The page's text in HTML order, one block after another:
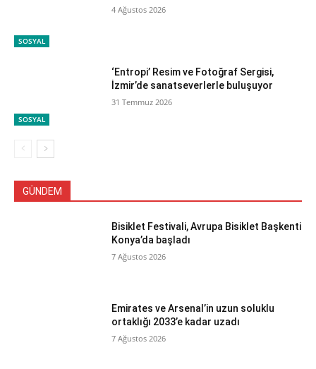
SOSYAL
4 Ağustos 2026
SOSYAL
‘Entropi’ Resim ve Fotoğraf Sergisi,
İzmir’de sanatseverlerle buluşuyor
31 Temmuz 2026
GÜNDEM
Bisiklet Festivali, Avrupa Bisiklet Başkenti
Konya’da başladı
7 Ağustos 2026
Emirates ve Arsenal’in uzun soluklu
ortaklığı 2033’e kadar uzadı
7 Ağustos 2026